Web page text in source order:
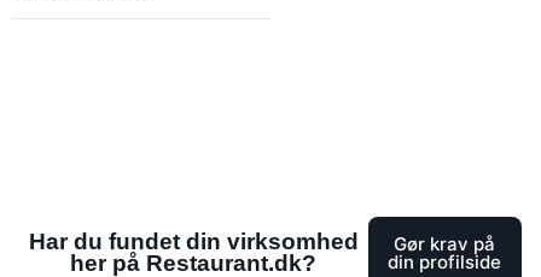
Har du fundet din virksomhed
her på Restaurant.dk?
Gør krav på
din profilside